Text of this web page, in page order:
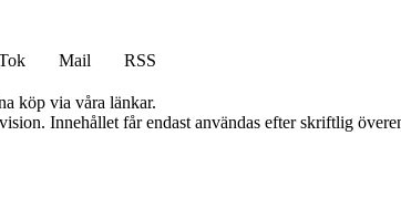
Mail
RSS
köp via våra länkar.
Innehållet får endast användas efter skriftlig